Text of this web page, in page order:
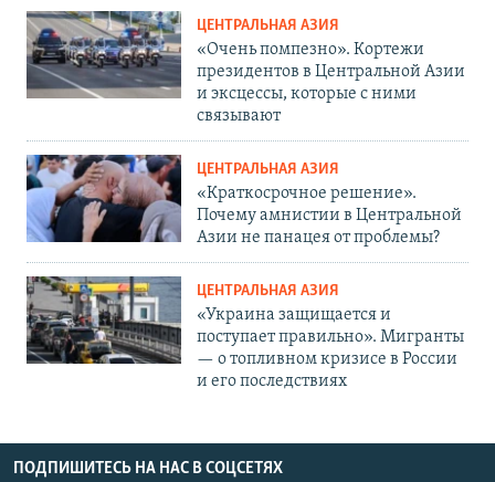
ЦЕНТРАЛЬНАЯ АЗИЯ
«Очень помпезно». Кортежи
президентов в Центральной Азии
и эксцессы, которые с ними
связывают
ЦЕНТРАЛЬНАЯ АЗИЯ
«Краткосрочное решение».
Почему амнистии в Центральной
Азии не панацея от проблемы?
ЦЕНТРАЛЬНАЯ АЗИЯ
«Украина защищается и
поступает правильно». Мигранты
— о топливном кризисе в России
и его последствиях
ПОДПИШИТЕСЬ НА НАС В СОЦСЕТЯХ